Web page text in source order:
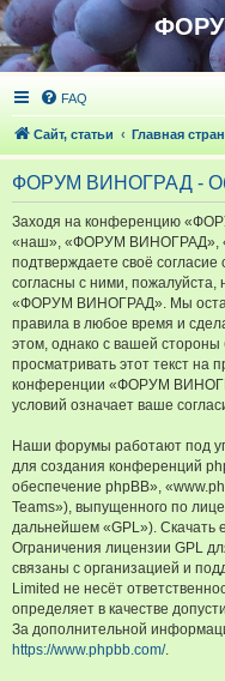
FAQ
Сайт, статьи Главная
ФОРУМ ВИНОГРАД -
Заходя на конференцию
«наш», «ФОРУМ ВИНОГРАД»,
подтверждаете своё
согласны с ними, пожалуйста,
«ФОРУМ ВИНОГРАД». Мы
правила в любое время и
этом, однако с вашей
просматривать этот текст на
конференции «ФОРУМ
условий означает ваше
Наши форумы работают под
для создания конференций
обеспечение phpBB»,
Teams»), выпущенного по
дальнейшем «GPL»). Скачать
Ограничения лицензии GPL
связаны с организацией и
Limited не несёт
определяет в качестве
За дополнительной
https://www.phpbb.com/.